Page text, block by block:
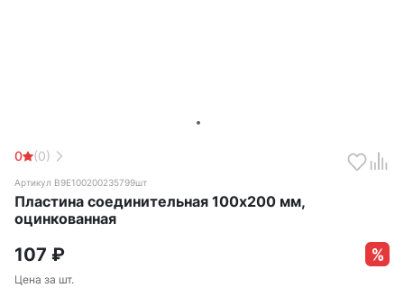
0 (0)
Артикул B9E100200235799шт
Пластина соединительная 100х200 мм,
оцинкованная
107 ₽
Цена за шт.